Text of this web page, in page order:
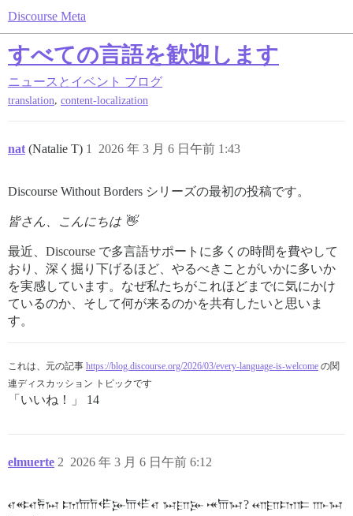
Discourse Meta
すべての言語を歓迎します
ニュースとイベント ブログ
translation, content-localization
nat (Natalie T) 2026 年 3 月 6 日午前 1:43
1
Discourse Without Borders シリーズの最初の投稿です。
皆さん、こんにちは 👋
最近、Discourse で多言語サポートに多くの時間を費やして
おり、深く掘り下げるほど、やるべきことがいかに多いか
を実感しています。なぜ私たちがこれほどまでに気にかけ
ているのか、そして何が来るのかを共有したいと思いま
す。
これは、元の記事 https://blog.discourse.org/2026/03/every-language-is-welcome の関
連ディスカッション トピックです
「いいね！」 14
elmuerte 2026 年 3 月 6 日午前 6:12
2
𐎤𐎵𐎤𐎱𐏀 𐎫𐎠𐎭𐎦𐎸𐎠𐎦𐎤 𐏀𐎮𐎸 𐎽𐎠𐏀? 𐎧𐎮𐎫𐎣 𐎬𐏀